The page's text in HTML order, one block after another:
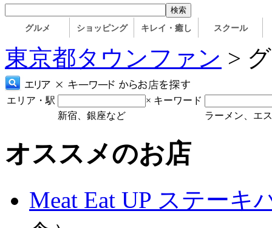
グルメ ショッピング キレイ・癒し スクール
東京都タウンファン >
エリア・駅 × キーワード
新宿、銀座など
ラーメン、エ
オススメのお店
Meat Eat UP ステーキ